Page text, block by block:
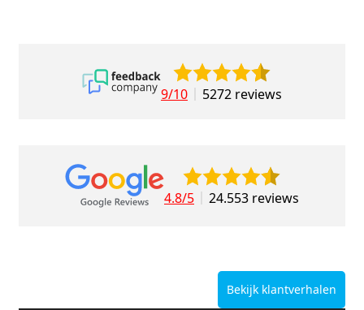
9/10 5272 reviews
4.8/5 24.553 reviews
Bekijk klantverhalen